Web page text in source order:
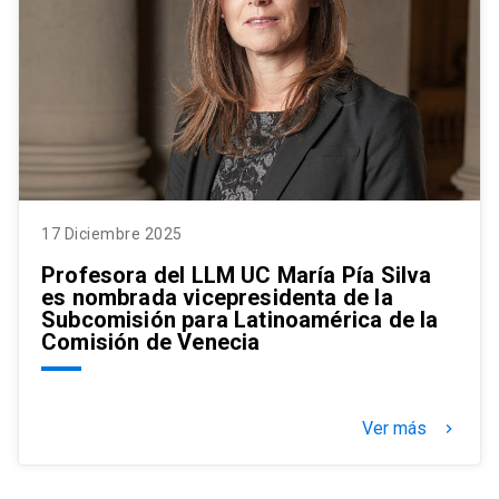
17 Diciembre 2025
Profesora del LLM UC María Pía Silva
es nombrada vicepresidenta de la
Subcomisión para Latinoamérica de la
Comisión de Venecia
Ver más keyboard_arrow_right